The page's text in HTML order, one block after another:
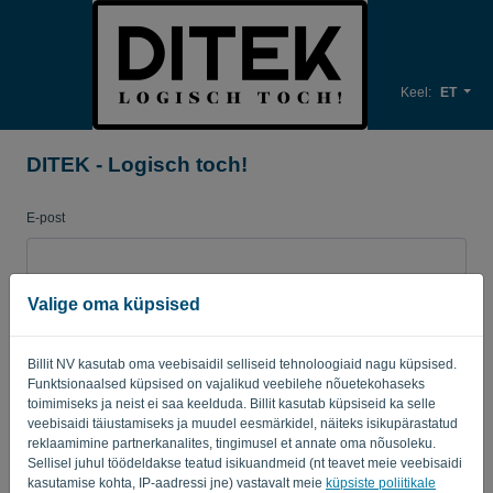
Valige oma küpsised
Billit NV kasutab oma veebisaidil selliseid tehnoloogiaid nagu küpsised.
Funktsionaalsed küpsised on vajalikud veebilehe nõuetekohaseks
toimimiseks ja neist ei saa keelduda. Billit kasutab küpsiseid ka selle
veebisaidi täiustamiseks ja muudel eesmärkidel, näiteks isikupärastatud
reklaamimine partnerkanalites, tingimusel et annate oma nõusoleku.
Sellisel juhul töödeldakse teatud isikuandmeid (nt teavet meie veebisaidi
kasutamise kohta, IP-aadressi jne) vastavalt meie küpsiste poliitikale
Keel: ET
DITEK - Logisch toch!
E-post
Salasõna
Tuleta mulle meelde Unustatud parool?
LOGI SISSE